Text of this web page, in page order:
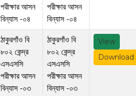
পরীক্ষার আসন
বিন্যাস -০৪
পরীক্ষার আসন
বিন্যাস -০৪
ঠাকুরগাঁও বি
৮০২ কেন্দ্র
এসএসসি
পরীক্ষার আসন
বিন্যাস -০৩
ঠাকুরগাঁও বি
৮০২ কেন্দ্র
এসএসসি
পরীক্ষার আসন
বিন্যাস -০৩
View
Download